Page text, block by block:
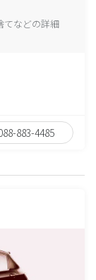
てなどの詳細
883-4485